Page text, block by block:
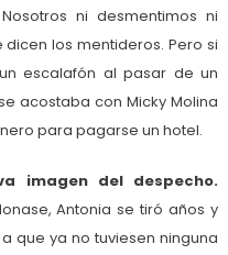
ni desmentimos ni
los mentideros. Pero si
escalafón al pasar de un
acostaba con Micky Molina
para pagarse un hotel.
imagen del despecho.
Antonia se tiró años y
que ya no tuviesen ninguna